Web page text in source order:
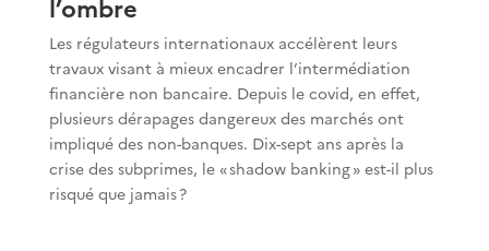
l’ombre
Les régulateurs internationaux accélèrent leurs
travaux visant à mieux encadrer l’intermédiation
financière non bancaire. Depuis le covid, en effet,
plusieurs dérapages dangereux des marchés ont
impliqué des non-banques. Dix-sept ans après la
crise des subprimes, le « shadow banking » est-il plus
risqué que jamais ?